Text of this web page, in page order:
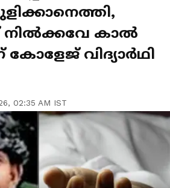
നിൽക്കവേ കാൽ
വിദ്യാർഥി
02:35 AM IST